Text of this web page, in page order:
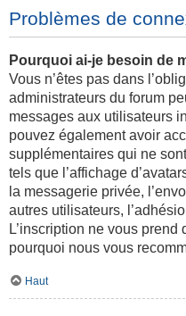
Problèmes de
Pourquoi ai-je besoin de
Vous n’êtes pas dans
administrateurs du forum
messages aux utilisateurs
pouvez également avoir
supplémentaires qui ne
tels que l’affichage
la messagerie privée,
autres utilisateurs,
L’inscription ne vous prend
pourquoi nous vous
Haut